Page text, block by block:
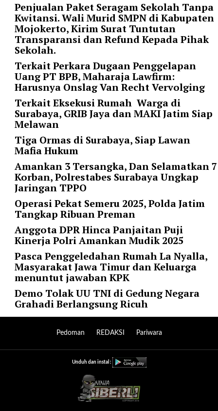
Penjualan Paket Seragam Sekolah Tanpa
Kwitansi. Wali Murid SMPN di Kabupaten
Mojokerto, Kirim Surat Tuntutan
Transparansi dan Refund Kepada Pihak
Sekolah.
Terkait Perkara Dugaan Penggelapan
Uang PT BPB, Maharaja Lawfirm:
Harusnya Onslag Van Recht Vervolging
Terkait Eksekusi Rumah Warga di
Surabaya, GRIB Jaya dan MAKI Jatim Siap
Melawan
Tiga Ormas di Surabaya, Siap Lawan
Mafia Hukum
Amankan 3 Tersangka, Dan Selamatkan 7
Korban, Polrestabes Surabaya Ungkap
Jaringan TPPO
Operasi Pekat Semeru 2025, Polda Jatim
Tangkap Ribuan Preman
Anggota DPR Hinca Panjaitan Puji
Kinerja Polri Amankan Mudik 2025
Pasca Penggeledahan Rumah La Nyalla,
Masyarakat Jawa Timur dan Keluarga
menuntut jawaban KPK
Demo Tolak UU TNI di Gedung Negara
Grahadi Berlangsung Ricuh
Pedoman REDAKSI Pariwara
Unduh dan instal :